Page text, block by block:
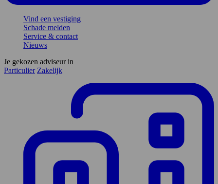
Vind een vestiging
Schade melden
Service & contact
Nieuws
Je gekozen adviseur in
Particulier Zakelijk